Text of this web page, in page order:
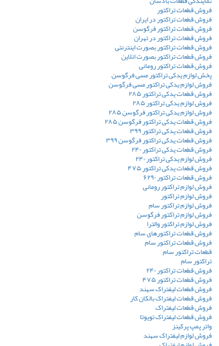
فروش قطعات تراکتور
فروش قطعات تراکتور در ایران
فروش قطعات تراکتور فرگوسن
فروش قطعات تراکتور در تهران
فروش قطعات تراکتور بصورت اینترنتی
فروش قطعات تراکتور بصورت انلاین
فروش قطعات تراکتور رومانی
پخش لوازم یدکی تراکتور مسی فرگوسن
فروش لوازم یدکی تراکتور مسی فرگوسن
فروش قطعات یدکی تراکتور ۲۸۵
فروش لوازم یدکی تراکتور ۲۸۵
فروش لوازم یدکی تراکتور فرگوسن ۲۸۵
فروش قطعات یدکی تراکتور فرگوسن ۲۸۵
فروش قطعات یدکی تراکتور ۳۹۹
فروش قطعات یدکی تراکتور فرگوسن ۳۹۹
فروش قطعات یدکی تراکتور ۲۴۰
فروش لوازم یدکی تراکتور ۲۴۰
فروش قطعات یدکی تراکتور ۴۷۵
فروش قطعات تراکتور ۶۲۹۰
فروش لوازم تراکتور رومانی
فروش لوازم تراکتور
فروش لوازم تراکتور سام
فروش لوازم تراکتور فرگوسن
فروش لوازم تراکتور والترا
فروش قطعات تراکتورهای سام
فروش قطعات تراکتور سام
قطعات تراکتور سام
تراکتور سام
فروش قطعات تراکتور ۲۴۰
فروش قطعات تراکتور ۴۷۵
فروش قطعات لیفتراک سهند
فروش قطعات لیفتراک بالکان کار
فروش قطعات لیفتراک
فروش قطعات لیفتراک تویوتا
واتر پمپ پرکینز
فروش لوازم لیفتراک سهند